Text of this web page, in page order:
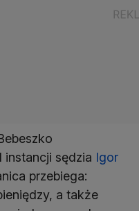
instancji sędzia Igor
przebiega:
a także